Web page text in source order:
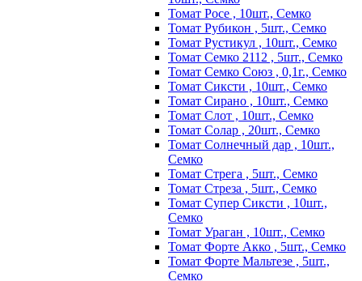
Томат Росе , 10шт., Семко
Томат Рубикон , 5шт., Семко
Томат Рустикул , 10шт., Семко
Томат Семко 2112 , 5шт., Семко
Томат Семко Союз , 0,1г., Семко
Томат Сиксти , 10шт., Семко
Томат Сирано , 10шт., Семко
Томат Слот , 10шт., Семко
Томат Солар , 20шт., Семко
Томат Солнечный дар , 10шт.,
Семко
Томат Стрега , 5шт., Семко
Томат Стреза , 5шт., Семко
Томат Супер Сиксти , 10шт.,
Семко
Томат Ураган , 10шт., Семко
Томат Форте Акко , 5шт., Семко
Томат Форте Мальтезе , 5шт.,
Семко